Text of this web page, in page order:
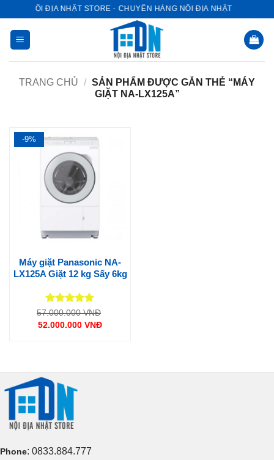
dung
NỘI ĐỊA NHẬT STORE - CHUYÊN HÀNG NỘI ĐỊA NHẬT
TRANG CHỦ / SẢN PHẨM ĐƯỢC GẮN THẺ “MÁY
GIẶT NA-LX125A”
-9%
Máy giặt Panasonic NA-
LX125A Giặt 12 kg Sấy 6kg
Được xếp
hạng55
57.000.000VNĐ
52.000.000 VNĐ
Phone: 0833.884.777